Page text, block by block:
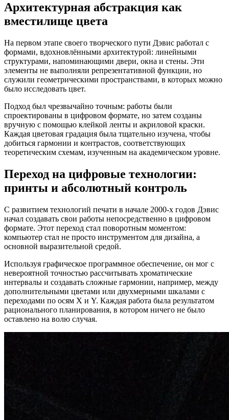
Архитектурная абстракция как
вместилище цвета
На первом этапе своего творческого пути Дэвис работал с
формами, вдохновлёнными архитектурой: линейными
структурами, напоминающими двери, окна и стены. Эти
элементы не выполняли репрезентативной функции, но
служили геометрическими пространствами, в которых можно
было исследовать цвет.
Подход был чрезвычайно точным: работы были
спроектированы в цифровом формате, но затем созданы
вручную с помощью клейкой ленты и акриловой краски.
Каждая цветовая градация была тщательно изучена, чтобы
добиться гармонии и контрастов, соответствующих
теоретическим схемам, изученным на академическом уровне.
Переход на цифровые технологии:
принты и абсолютный контроль
С развитием технологий печати в начале 2000-х годов Дэвис
начал создавать свои работы непосредственно в цифровом
формате. Этот переход стал поворотным моментом:
компьютер стал не просто инструментом для дизайна, а
основной выразительной средой.
Используя графическое программное обеспечение, он мог с
невероятной точностью рассчитывать хроматические
интервалы и создавать сложные гармонии, например, между
дополнительными цветами или двухмерными шкалами с
переходами по осям X и Y. Каждая работа была результатом
рационального планирования, в котором ничего не было
оставлено на волю случая.